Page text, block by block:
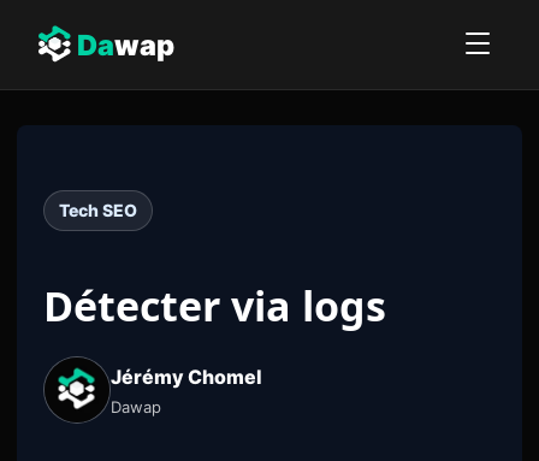
Dawap
Tech SEO
Détecter via logs
Jérémy Chomel
Dawap